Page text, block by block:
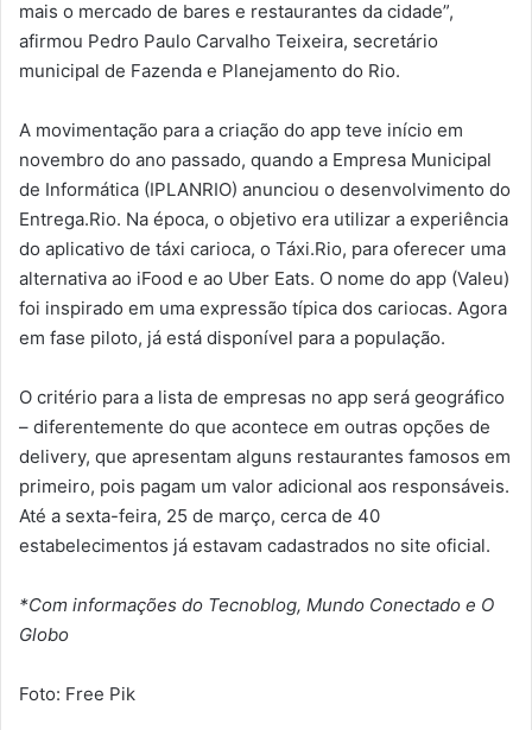
mais o mercado de bares e restaurantes da cidade”,
afirmou Pedro Paulo Carvalho Teixeira, secretário
municipal de Fazenda e Planejamento do Rio.
A movimentação para a criação do app teve início em
novembro do ano passado, quando a Empresa Municipal
de Informática (IPLANRIO) anunciou o desenvolvimento do
Entrega.Rio. Na época, o objetivo era utilizar a experiência
do aplicativo de táxi carioca, o Táxi.Rio, para oferecer uma
alternativa ao iFood e ao Uber Eats. O nome do app (Valeu)
foi inspirado em uma expressão típica dos cariocas. Agora
em fase piloto, já está disponível para a população.
O critério para a lista de empresas no app será geográfico
– diferentemente do que acontece em outras opções de
delivery, que apresentam alguns restaurantes famosos em
primeiro, pois pagam um valor adicional aos responsáveis.
Até a sexta-feira, 25 de março, cerca de 40
estabelecimentos já estavam cadastrados no site oficial.
*Com informações do Tecnoblog, Mundo Conectado e O
Globo
Foto: Free Pik